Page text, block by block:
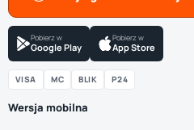
Pobierz w
Google Play
Pobierz w
App Store
VISA MC BLIK P24
Wersja mobilna